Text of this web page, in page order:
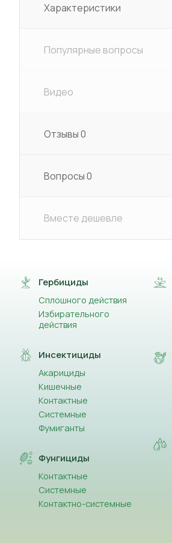
Характеристики
Популярные вопросы
Видео
Отзывы0
Вопросы0
Вместе дешевле
Гербициды
Сплошного действия
Избирательного
действия
Инсектициды
Акарициды
Кишечные
Контактные
Системные
Фумиганты
Фунгициды
Контактные
Системные
Контактно-системные